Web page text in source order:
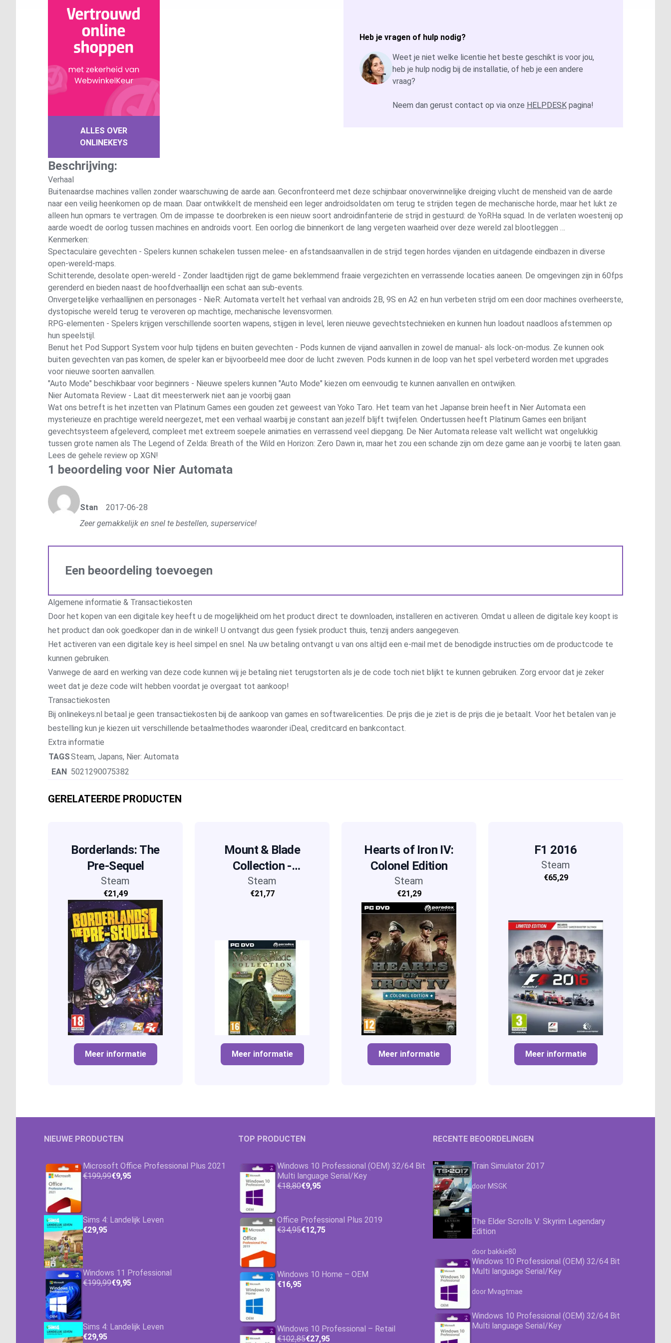
Heb je vragen of hulp nodig?
Weet je niet welke licentie het beste geschikt is voor jou,
heb je hulp nodig bij de installatie, of heb je een andere
vraag?
Neem dan gerust contact op via onze HELPDESKpagina!
ALLES OVER
ONLINEKEYS
Beschrijving:
Verhaal
Buitenaardse machines vallen zonder waarschuwing de aarde aan. Geconfronteerd met deze schijnbaar onoverwinnelijke dreiging vlucht de mensheid van de aarde
naar een veilig heenkomen op de maan. Daar ontwikkelt de mensheid een leger androidsoldaten om terug te strijden tegen de mechanische horde, maar het lukt ze
alleen hun opmars te vertragen. Om de impasse te doorbreken is een nieuw soort androidinfanterie de strijd in gestuurd: de YoRHa squad. In de verlaten woestenij op
aarde woedt de oorlog tussen machines en androids voort. Een oorlog die binnenkort de lang vergeten waarheid over deze wereld zal blootleggen …
Kenmerken:
Spectaculaire gevechten - Spelers kunnen schakelen tussen melee- en afstandsaanvallen in de strijd tegen hordes vijanden en uitdagende eindbazen in diverse
open-wereld-maps.
Schitterende, desolate open-wereld - Zonder laadtijden rijgt de game beklemmend fraaie vergezichten en verrassende locaties aaneen. De omgevingen zijn in 60fps
gerenderd en bieden naast de hoofdverhaallijn een schat aan sub-events.
Onvergetelijke verhaallijnen en personages - NieR: Automata vertelt het verhaal van androids 2B, 9S en A2 en hun verbeten strijd om een door machines overheerste,
dystopische wereld terug te veroveren op machtige, mechanische levensvormen.
RPG-elementen - Spelers krijgen verschillende soorten wapens, stijgen in level, leren nieuwe gevechtstechnieken en kunnen hun loadout naadloos afstemmen op
hun speelstijl.
Benut het Pod Support System voor hulp tijdens en buiten gevechten - Pods kunnen de vijand aanvallen in zowel de manual- als lock-on-modus. Ze kunnen ook
buiten gevechten van pas komen, de speler kan er bijvoorbeeld mee door de lucht zweven. Pods kunnen in de loop van het spel verbeterd worden met upgrades
voor nieuwe soorten aanvallen.
"Auto Mode" beschikbaar voor beginners - Nieuwe spelers kunnen "Auto Mode" kiezen om eenvoudig te kunnen aanvallen en ontwijken.
Nier Automata Review - Laat dit meesterwerk niet aan je voorbij gaan
Wat ons betreft is het inzetten van Platinum Games een gouden zet geweest van Yoko Taro. Het team van het Japanse brein heeft in Nier Automata een
mysterieuze en prachtige wereld neergezet, met een verhaal waarbij je constant aan jezelf blijft twijfelen. Ondertussen heeft Platinum Games een briljant
gevechtsysteem afgeleverd, compleet met extreem soepele animaties en verrassend veel diepgang. De Nier Automata release valt wellicht wat ongelukkig
tussen grote namen als The Legend of Zelda: Breath of the Wild en Horizon: Zero Dawn in, maar het zou een schande zijn om deze game aan je voorbij te laten gaan.
Lees de gehele review op XGN!
1 beoordeling voor Nier Automata
Waardering
Waardering5uit 5
Stan
2017-06-28
Zeer gemakkelijk en snel te bestellen, superservice!
Een beoordeling toevoegen
Algemene informatie & Transactiekosten
Door het kopen van een digitale key heeft u de mogelijkheid om het product direct te downloaden, installeren en activeren. Omdat u alleen de digitale key koopt is
het product dan ook goedkoper dan in de winkel! U ontvangt dus geen fysiek product thuis, tenzij anders aangegeven.
Het activeren van een digitale key is heel simpel en snel. Na uw betaling ontvangt u van ons altijd een e-mail met de benodigde instructies om de productcode te
kunnen gebruiken.
Vanwege de aard en werking van deze code kunnen wij je betaling niet terugstorten als je de code toch niet blijkt te kunnen gebruiken. Zorg ervoor dat je zeker
weet dat je deze code wilt hebben voordat je overgaat tot aankoop!
Transactiekosten
Bij onlinekeys.nl betaal je geen transactiekosten bij de aankoop van games en softwarelicenties. De prijs die je ziet is de prijs die je betaalt. Voor het betalen van je
bestelling kun je kiezen uit verschillende betaalmethodes waaronder iDeal, creditcard en bankcontact.
Extra informatie
TAGSSteam, Japans, Nier: Automata
EAN 5021290075382
GERELATEERDE PRODUCTEN
Borderlands: The
Pre-Sequel
Steam
€21,49
Meer informatie
Mount & Blade
Collection -
Windows
Steam
€21,77
Meer informatie
Hearts of Iron IV:
Colonel Edition
Steam
€21,29
Meer informatie
F1 2016
Steam
€65,29
Meer informatie
NIEUWE PRODUCTEN
Microsoft Office Professional Plus 2021
€199,99€9,95
Sims 4: Landelijk Leven
€29,95
Windows 11 Professional
€199,99€9,95
Sims 4: Landelijk Leven
€29,95
TOP PRODUCTEN
Windows 10 Professional (OEM) 32/64 Bit
Multi language Serial/Key
€18,80€9,95
Office Professional Plus 2019
€34,95€12,75
Windows 10 Home – OEM
€16,95
Windows 10 Professional – Retail
€102,85€27,95
RECENTE BEOORDELINGEN
Train Simulator 2017
Waardering
door MSGK
The Elder Scrolls V: Skyrim Legendary
Edition
Waardering4.63
door bakkie80
Windows 10 Professional (OEM) 32/64 Bit
Multi language Serial/Key
Waardering4.63
door Mvagtmae
Windows 10 Professional (OEM) 32/64 Bit
Multi language Serial/Key